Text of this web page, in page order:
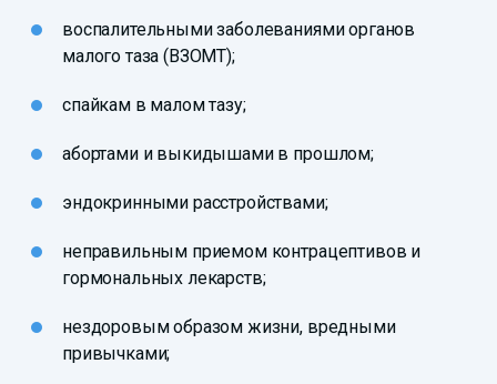
воспалительными заболеваниями органов
малого таза (ВЗОМТ);
спайкам в малом тазу;
абортами и выкидышами в прошлом;
эндокринными расстройствами;
неправильным приемом контрацептивов и
гормональных лекарств;
нездоровым образом жизни, вредными
привычками;